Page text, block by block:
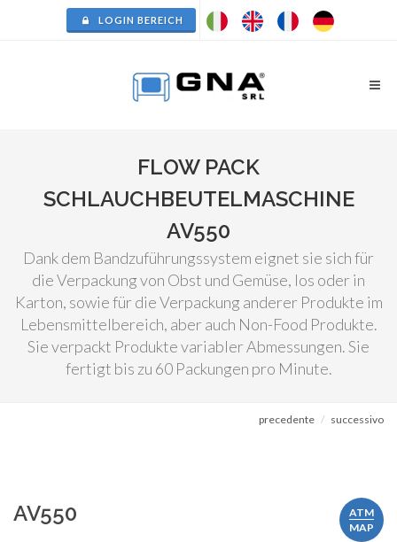
LOGIN BEREICH
FLOW PACK
SCHLAUCHBEUTELMASCHINE
AV550
Dank dem Bandzuführungssystem eignet sie sich für
die Verpackung von Obst und Gemüse, los oder in
Karton, sowie für die Verpackung anderer Produkte im
Lebensmittelbereich, aber auch Non-Food Produkte.
Sie verpackt Produkte variabler Abmessungen. Sie
fertigt bis zu 60 Packungen pro Minute.
precedente successivo
ATM
MAP
AV550